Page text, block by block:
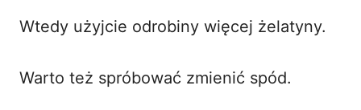
Wtedy użyjcie odrobiny więcej żelatyny.
Warto też spróbować zmienić spód.